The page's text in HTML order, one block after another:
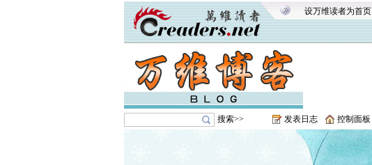
设万维读者为首页
搜索>> 发表日志 控制面板